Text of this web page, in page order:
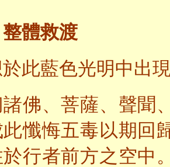
整體救渡
此藍色光明中出
佛、菩薩、聲聞
此懺悔五毒以期回
行者前方之空中